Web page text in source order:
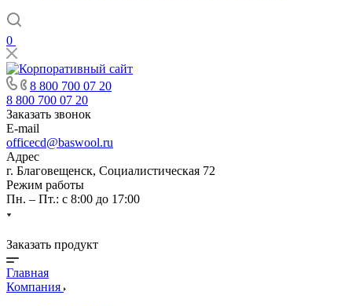
0
8 800 700 07 20
8 800 700 07 20
Заказать звонок
E-mail
officecd@baswool.ru
Адрес
г. Благовещенск, Социалистическая 72
Режим работы
Пн. – Пт.: с 8:00 до 17:00
Заказать продукт
Главная
Компания